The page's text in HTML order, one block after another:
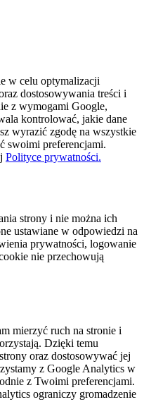
w celu optymalizacji
dostosowywania treści i
z wymogami Google,
kontrolować, jakie dane
wyrazić zgodę na wszystkie
swoimi preferencjami.
Polityce prywatności.
strony i nie można ich
ustawiane w odpowiedzi na
prywatności, logowanie
nie przechowują
mierzyć ruch na stronie i
Dzięki temu
oraz dostosowywać jej
z Google Analytics w
z Twoimi preferencjami.
ograniczy gromadzenie